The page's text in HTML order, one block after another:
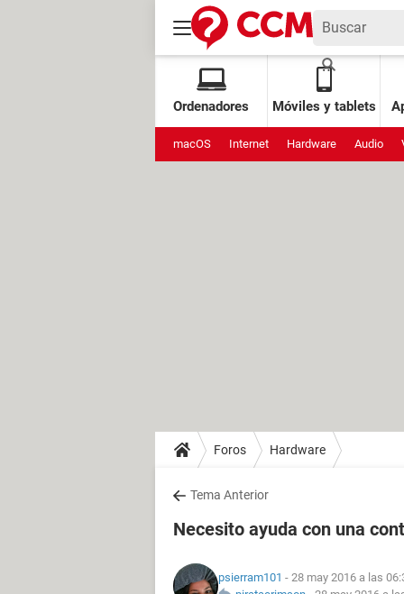
Ordenadores Móviles y tablets
macOS Internet Hardware Audio
Foros Hardware
Tema Anterior
Necesito ayuda con una
psierram101 - 28 may 2016 a las